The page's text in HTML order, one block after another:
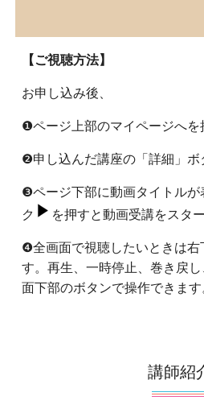
【ご視聴方法】
お申し込み後、
❶ページ上部のマイページへを
❷申し込んだ講座の「詳細」ボ
❸ページ下部に動画タイトルが
ク
を押すと動画受講をスタ
❹全画面で視聴したいときは右
す。再生、一時停止、巻き戻
面下部のボタンで操作できます
講師紹